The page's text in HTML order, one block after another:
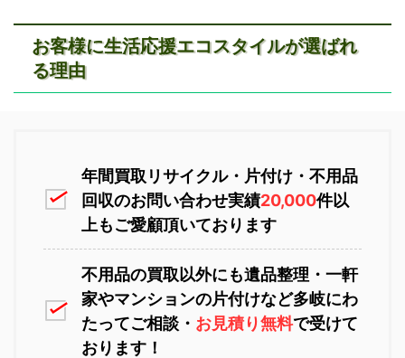
苫小牧不用品回収 室蘭不用品回収
お客様に生活応援エコスタイルが選ばれ
る理由
年間買取リサイクル・片付け・不用品
回収のお問い合わせ実績20,000件以
上もご愛顧頂いております
不用品の買取以外にも遺品整理・一軒
家やマンションの片付けなど多岐にわ
たってご相談・ お見積り無料で受けて
おります！